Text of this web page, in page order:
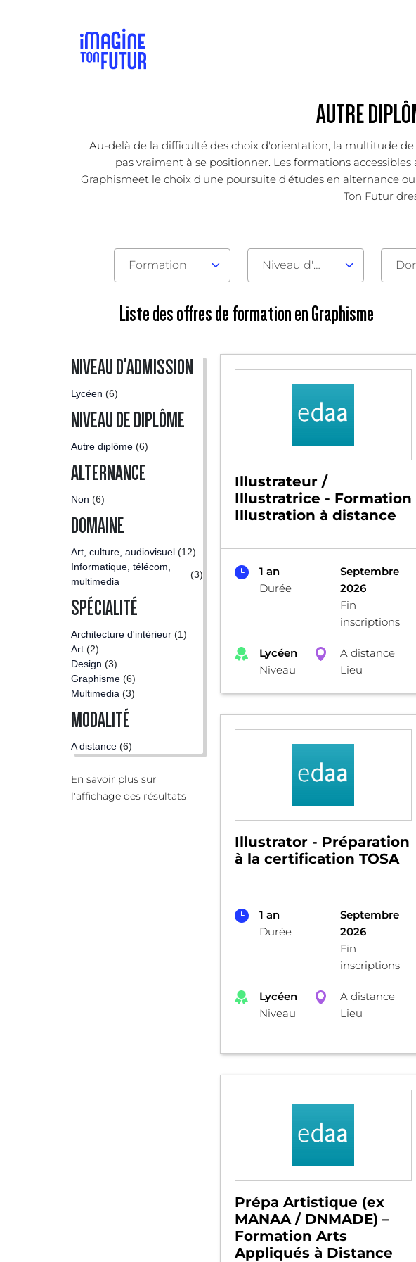
AUTRE
Au-delà de la difficulté des choix d'orientation, la multitude
pas vraiment à se positionner. Les formations
Graphismeet le choix d'une poursuite d'études en alternance
Ton Futur
Formation Niveau d'admission
Liste des offres de formation en Graphisme
NIVEAU D'ADMISSION
Lycéen (6)
NIVEAU DE DIPLÔME
Autre diplôme (6)
ALTERNANCE
Non (6)
DOMAINE
Art, culture, audiovisuel (12)
Informatique, télécom,
multimedia
(3)
SPÉCIALITÉ
Architecture d'intérieur (1)
Art (2)
Design (3)
Graphisme (6)
Multimedia (3)
MODALITÉ
A distance (6)
En savoir plus sur
l'affichage des résultats
Illustrateur /
Illustratrice - Formation
Illustration à distance
1 an
Durée
Septembre
2026
Fin
inscriptions
Lycéen
Niveau
A distance
Lieu
Illustrator - Préparation
à la certification TOSA
1 an
Durée
Septembre
2026
Fin
inscriptions
Lycéen
Niveau
A distance
Lieu
Prépa Artistique (ex
MANAA / DNMADE) –
Formation Arts
Appliqués à Distance